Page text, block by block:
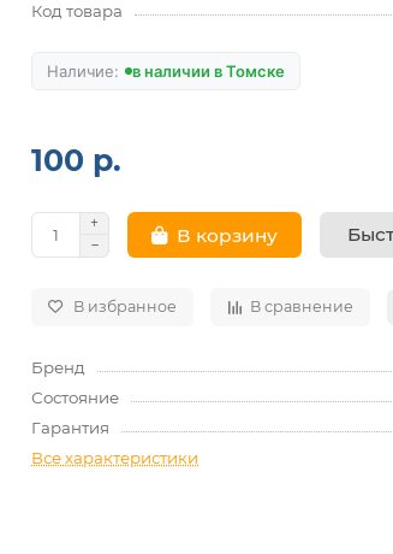
Код товара
в наличии в Томске
100 р.
В корзину
В избранное В сравнение
Бренд
Состояние
Гарантия
Все характеристики